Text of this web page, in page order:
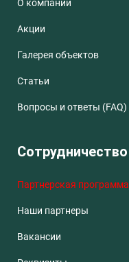
О компании
Акции
Галерея объектов
Статьи
Вопросы и ответы (FAQ)
Сотрудничество
Партнерская программа
Наши партнеры
Вакансии